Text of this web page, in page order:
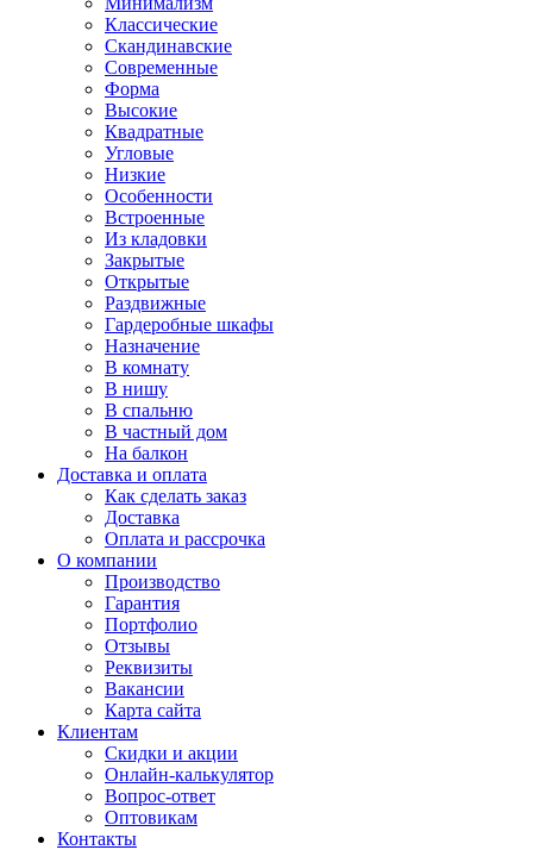
Классические
Скандинавские
Современные
Форма
Высокие
Квадратные
Угловые
Низкие
Особенности
Встроенные
Из кладовки
Закрытые
Открытые
Раздвижные
Гардеробные шкафы
Назначение
В комнату
В нишу
В спальню
В частный дом
На балкон
Доставка и оплата
Как сделать заказ
Доставка
Оплата и рассрочка
О компании
Производство
Гарантия
Портфолио
Отзывы
Реквизиты
Вакансии
Карта сайта
Клиентам
Скидки и акции
Онлайн-калькулятор
Вопрос-ответ
Оптовикам
Контакты